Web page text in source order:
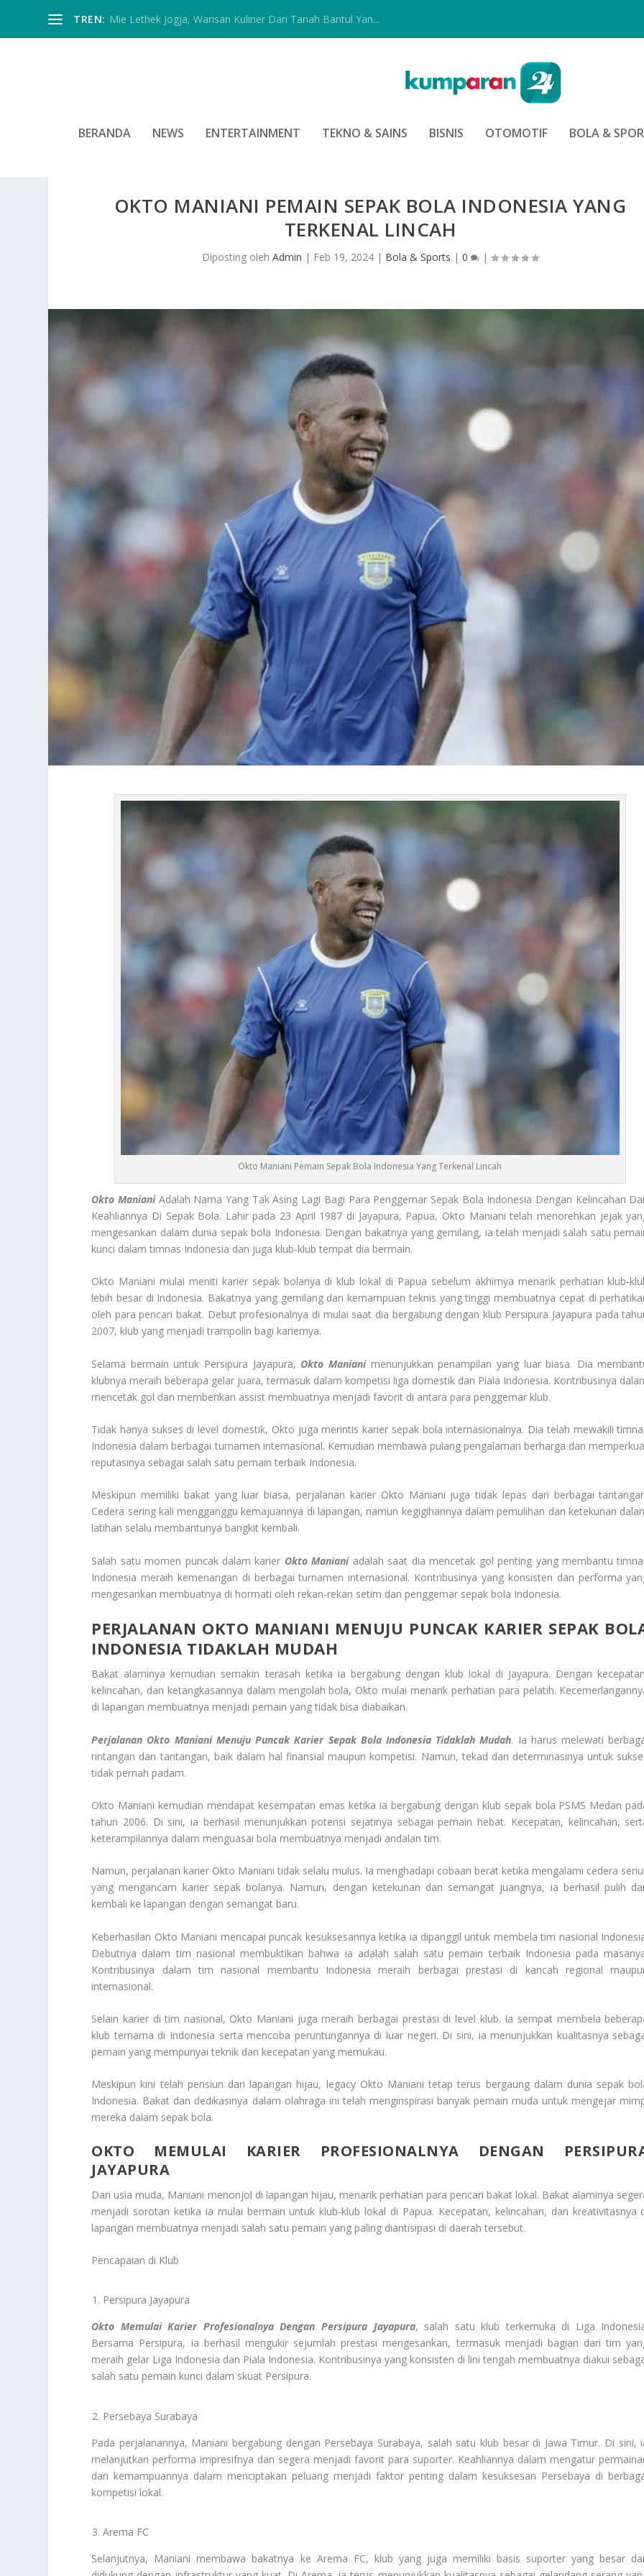
TREN: Mie Lethek Jogja, Warisan Kuliner Dari Tanah Bantul Yan...
BERANDA NEWS ENTERTAINMENT TEKNO & SAINS BISNIS OTOMOTIF BOLA &
OKTO MANIANI PEMAIN SEPAK BOLA INDONESIA YANG
TERKENAL LINCAH
Diposting oleh Admin | Feb 19, 2024| Bola & Sports | 0 |
Okto Maniani Pemain Sepak Bola Indonesia Yang Terkenal Lincah
Okto ManianiAdalah Nama Yang Tak Asing Lagi Bagi Para Penggemar Sepak Bola Indonesia Dengan Kelincahan
Keahliannya Di Sepak Bola. Lahir pada 23 April 1987 di Jayapura, Papua, Okto Maniani telah menorehkan jejak
mengesankan dalam dunia sepak bola Indonesia. Dengan bakatnya yang gemilang, ia telah menjadi salah satu
kunci dalam timnas Indonesia dan juga klub-klub tempat dia bermain.
Okto Maniani mulai meniti karier sepak bolanya di klub lokal di Papua sebelum akhirnya menarik perhatian klub-
lebih besar di Indonesia. Bakatnya yang gemilang dan kemampuan teknis yang tinggi membuatnya cepat di
oleh para pencari bakat. Debut profesionalnya di mulai saat dia bergabung dengan klub Persipura Jayapura pada
2007, klub yang menjadi trampolin bagi kariernya.
Selama bermain untuk Persipura Jayapura, Okto Maniani menunjukkan penampilan yang luar biasa. Dia
klubnya meraih beberapa gelar juara, termasuk dalam kompetisi liga domestik dan Piala Indonesia. Kontribusinya
mencetak gol dan memberikan assist membuatnya menjadi favorit di antara para penggemar klub.
Tidak hanya sukses di level domestik, Okto juga merintis karier sepak bola internasionalnya. Dia telah mewakili
Indonesia dalam berbagai turnamen internasional. Kemudian membawa pulang pengalaman berharga dan
reputasinya sebagai salah satu pemain terbaik Indonesia.
Meskipun memiliki bakat yang luar biasa, perjalanan karier Okto Maniani juga tidak lepas dari berbagai
Cedera sering kali mengganggu kemajuannya di lapangan, namun kegigihannya dalam pemulihan dan ketekunan
latihan selalu membantunya bangkit kembali.
Salah satu momen puncak dalam karier Okto Manianiadalah saat dia mencetak gol penting yang membantu
Indonesia meraih kemenangan di berbagai turnamen internasional. Kontribusinya yang konsisten dan performa
mengesankan membuatnya di hormati oleh rekan-rekan setim dan penggemar sepak bola Indonesia.
PERJALANAN OKTO MANIANI MENUJU PUNCAK KARIER SEPAK
INDONESIA TIDAKLAH MUDAH
Bakat alaminya kemudian semakin terasah ketika ia bergabung dengan klub lokal di Jayapura. Dengan
kelincahan, dan ketangkasannya dalam mengolah bola, Okto mulai menarik perhatian para pelatih.
di lapangan membuatnya menjadi pemain yang tidak bisa diabaikan.
Perjalanan Okto Maniani Menuju Puncak Karier Sepak Bola Indonesia Tidaklah Mudah. Ia harus melewati
rintangan dan tantangan, baik dalam hal finansial maupun kompetisi. Namun, tekad dan determinasinya untuk
tidak pernah padam.
Okto Maniani kemudian mendapat kesempatan emas ketika ia bergabung dengan klub sepak bola PSMS Medan
tahun 2006. Di sini, ia berhasil menunjukkan potensi sejatinya sebagai pemain hebat. Kecepatan, kelincahan,
keterampilannya dalam menguasai bola membuatnya menjadi andalan tim.
Namun, perjalanan karier Okto Maniani tidak selalu mulus. Ia menghadapi cobaan berat ketika mengalami cedera
yang mengancam karier sepak bolanya. Namun, dengan ketekunan dan semangat juangnya, ia berhasil pulih
kembali ke lapangan dengan semangat baru.
Keberhasilan Okto Maniani mencapai puncak kesuksesannya ketika ia dipanggil untuk membela tim nasional
Debutnya dalam tim nasional membuktikan bahwa ia adalah salah satu pemain terbaik Indonesia pada
Kontribusinya dalam tim nasional membantu Indonesia meraih berbagai prestasi di kancah regional
internasional.
Selain karier di tim nasional, Okto Maniani juga meraih berbagai prestasi di level klub. Ia sempat membela
klub ternama di Indonesia serta mencoba peruntungannya di luar negeri. Di sini, ia menunjukkan kualitasnya
pemain yang mempunyai teknik dan kecepatan yang memukau.
Meskipun kini telah pensiun dari lapangan hijau, legacy Okto Maniani tetap terus bergaung dalam dunia sepak
Indonesia. Bakat dan dedikasinya dalam olahraga ini telah menginspirasi banyak pemain muda untuk mengejar
mereka dalam sepak bola.
OKTO MEMULAI KARIER PROFESIONALNYA DENGAN
JAYAPURA
Dari usia muda, Maniani menonjol di lapangan hijau, menarik perhatian para pencari bakat lokal. Bakat alaminya
menjadi sorotan ketika ia mulai bermain untuk klub-klub lokal di Papua. Kecepatan, kelincahan, dan kreativitasnya
lapangan membuatnya menjadi salah satu pemain yang paling diantisipasi di daerah tersebut.
Pencapaian di Klub
Persipura Jayapura
Okto Memulai Karier Profesionalnya Dengan Persipura Jayapura, salah satu klub terkemuka di Liga
Bersama Persipura, ia berhasil mengukir sejumlah prestasi mengesankan, termasuk menjadi bagian dari tim
meraih gelar Liga Indonesia dan Piala Indonesia. Kontribusinya yang konsisten di lini tengah membuatnya diakui
salah satu pemain kunci dalam skuat Persipura.
Persebaya Surabaya
Pada perjalanannya, Maniani bergabung dengan Persebaya Surabaya, salah satu klub besar di Jawa Timur. Di sini,
melanjutkan performa impresifnya dan segera menjadi favorit para suporter. Keahliannya dalam mengatur
dan kemampuannya dalam menciptakan peluang menjadi faktor penting dalam kesuksesan Persebaya di
kompetisi lokal.
Arema FC
Selanjutnya, Maniani membawa bakatnya ke Arema FC, klub yang juga memiliki basis suporter yang besar